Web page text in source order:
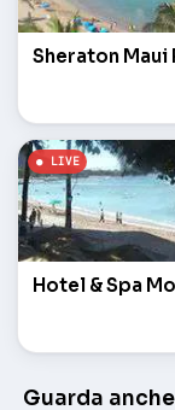
Sheraton Maui
Guarda